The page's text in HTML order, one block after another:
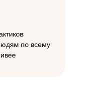
по всему